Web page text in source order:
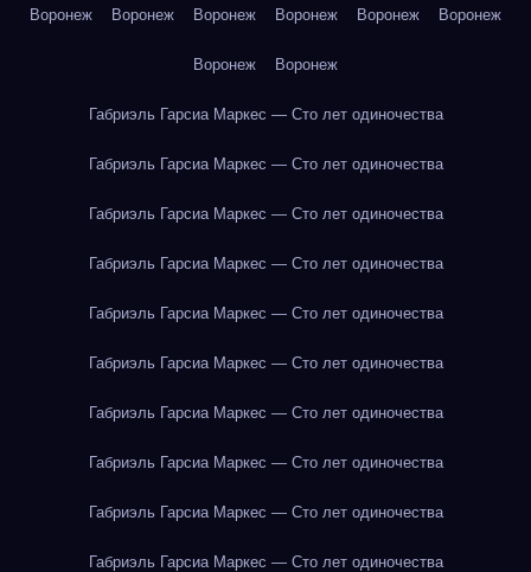
Воронеж Воронеж Воронеж Воронеж Воронеж Воронеж
Воронеж Воронеж
Габриэль Гарсиа Маркес — Сто лет одиночества
Габриэль Гарсиа Маркес — Сто лет одиночества
Габриэль Гарсиа Маркес — Сто лет одиночества
Габриэль Гарсиа Маркес — Сто лет одиночества
Габриэль Гарсиа Маркес — Сто лет одиночества
Габриэль Гарсиа Маркес — Сто лет одиночества
Габриэль Гарсиа Маркес — Сто лет одиночества
Габриэль Гарсиа Маркес — Сто лет одиночества
Габриэль Гарсиа Маркес — Сто лет одиночества
Габриэль Гарсиа Маркес — Сто лет одиночества